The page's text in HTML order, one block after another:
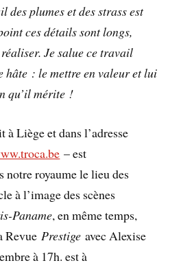
plumes et des strass est
ces détails sont longs,
Je salue ce travail
hâte : le mettre en valeur et lui
qu’il mérite !
à Liège et dans l’adresse
– est
notre royaume le lieu des
à l’image des scènes
Paname, en même temps,
Revue Prestigeavec Alexise
à 17h. est à